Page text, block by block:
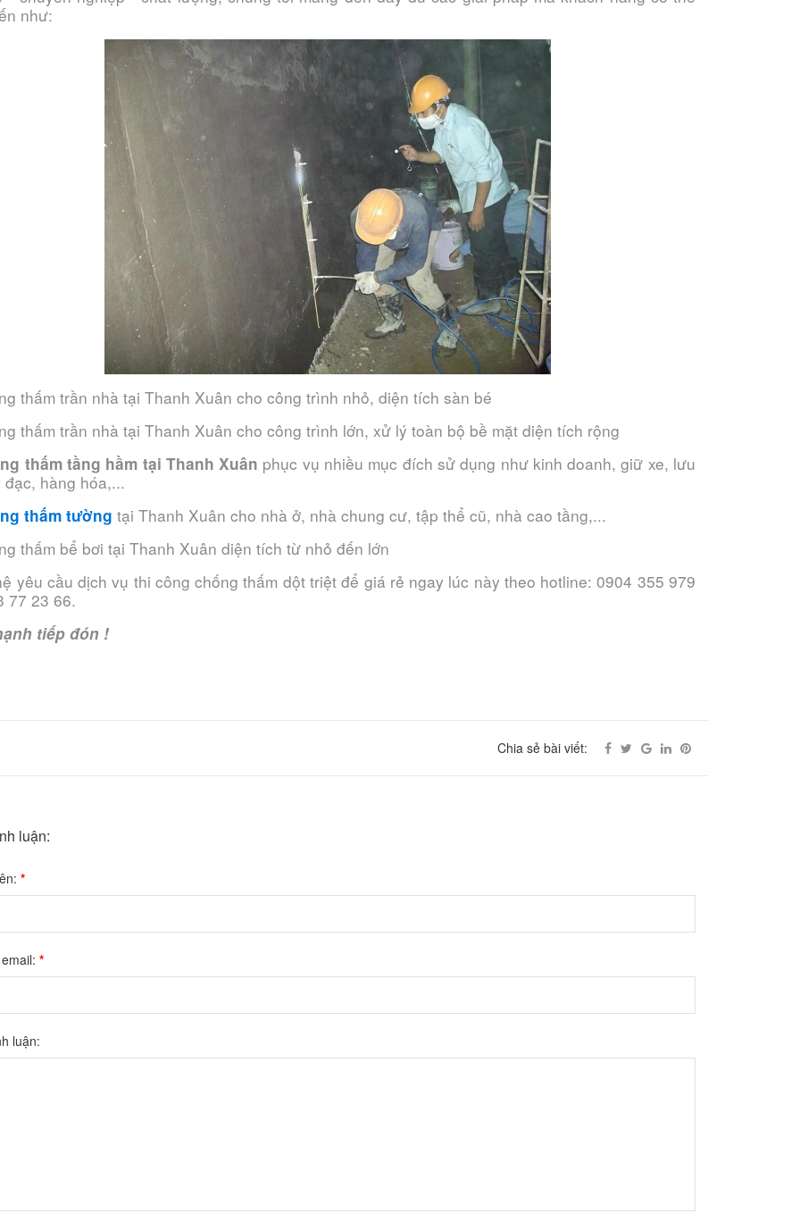
như:
thấm trần nhà tại Thanh Xuân cho công trình nhỏ, diện tích sàn bé
thấm trần nhà tại Thanh Xuân cho công trình lớn, xử lý toàn bộ bề mặt diện tích rộng
thấm tầng hầm tại Thanh Xuân phục vụ nhiều mục đích sử dụng như kinh doanh, giữ xe, lưu
hàng hóa,...
thấm tường tại Thanh Xuân cho nhà ở, nhà chung cư, tập thể cũ, nhà cao tầng,...
thấm bể bơi tại Thanh Xuân diện tích từ nhỏ đến lớn
yêu cầu dịch vụ thi công chống thấm dột triệt để giá rẻ ngay lúc này theo hotline: 0904 355 979
77 23 66.
tiếp đón !
Chia sẻ bài viết:
luận:
*
*
luận: